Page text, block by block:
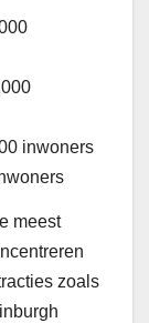
inwoners
meest
zoals